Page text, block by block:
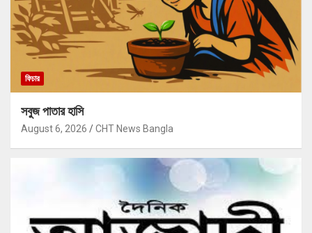
ফিচার
সবুজ পাতার হাসি
August 6, 2026 CHT News Bangla